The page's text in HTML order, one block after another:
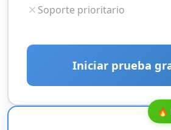
✗ Soporte prioritario
Iniciar prueba
🔥